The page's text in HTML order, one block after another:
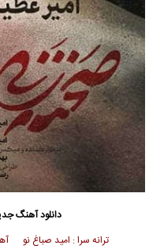
دانلود آهنگ
ترانه سرا : امید صباغ نو